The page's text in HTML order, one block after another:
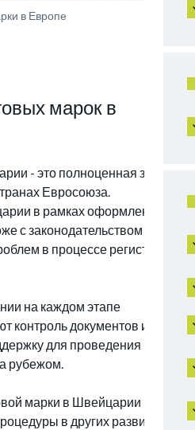
в Европе
марок в
- это полноценная защита
Евросоюза.
в рамках оформления
с законодательством
в процессе регистрации
на каждом этапе
контроль документов и
для проведения
рубежом.
марки в Швейцарии не
в других развитых